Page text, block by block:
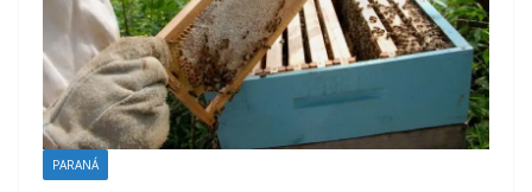
PARANÁ